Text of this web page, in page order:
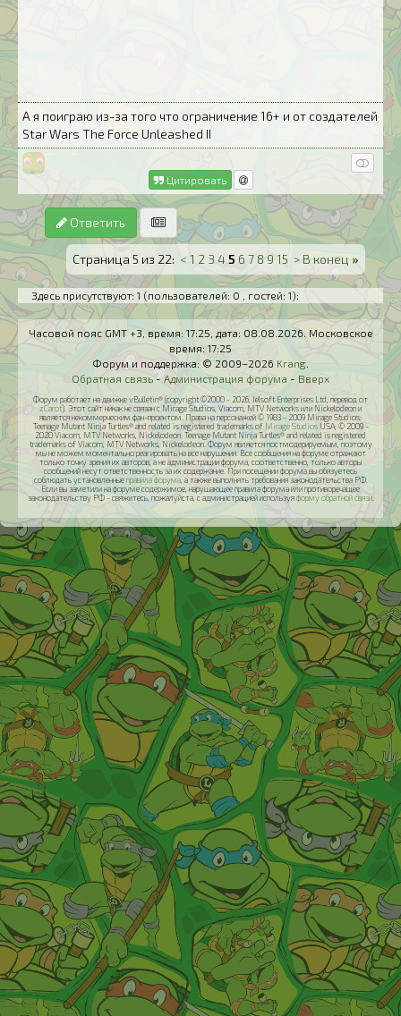
А я поиграю из-за того что ограничение 16+ и от создателей
Star Wars The Force Unleashed II
Цитировать
Ответить
Страница 5 из 22: < 1 2 3 4 5 6 7 8 9 15 > В конец »
Здесь присутствуют: 1 (пользователей: 0 , гостей: 1):
Часовой пояс GMT +3, время: 17:25 , дата: 08.08.2026. Московское
время: 17:25
Форум и поддержка: © 2009–2026 Krang.
Обратная связь - Администрация форума - Вверх
Форум работает на движке vBulletin® (copyright ©2000 - 2026, Jelsoft Enterprises Ltd, перевод от
zCarot). Этот сайт никак не связан с Mirage Studios, Viacom, MTV Networks или Nickelodeon и
является некоммерческим фан-проектом. Права на персонажей © 1983 - 2009 Mirage Studios:
Teenage Mutant Ninja Turtles® and related is registered trademarks of Mirage StudiosUSA; © 2009 -
2020 Viacom, MTV Networks, Nickelodeon: Teenage Mutant Ninja Turtles® and related is registered
trademarks of Viacom, MTV Networks, Nickelodeon. Форум является постмодерируемым, поэтому
мы не можем моментально реагировать на все нарушения. Все сообщения на форуме отражают
только точку зрения их авторов, а не администрации форума, соответственно, только авторы
сообщений несут ответственность за их содержание. При посещении форума вы обязуетесь
соблюдать установленныеправила форума, а также выполнять требования законодательства РФ.
Если вы заметили на форуме содержимое, нарушающее правила форума или противоречащее
законодательству РФ - свяжитесь, пожалуйста, с администрацией используяформу обратной связи.